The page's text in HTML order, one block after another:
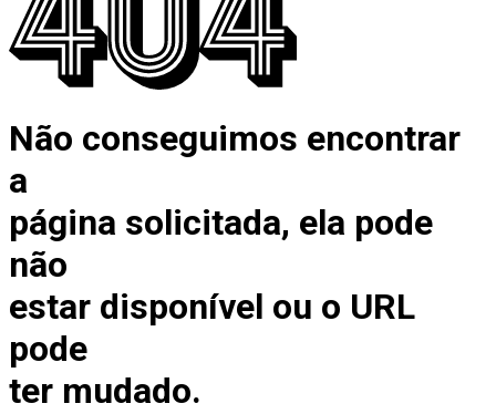
Não conseguimos encontrar
a
página solicitada, ela pode
não
estar disponível ou o URL
pode
ter mudado.